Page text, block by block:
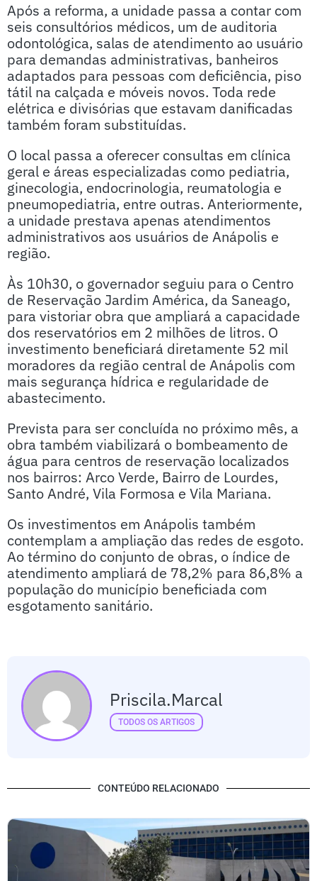
Após a reforma, a unidade passa a contar com
seis consultórios médicos, um de auditoria
odontológica, salas de atendimento ao usuário
para demandas administrativas, banheiros
adaptados para pessoas com deficiência, piso
tátil na calçada e móveis novos. Toda rede
elétrica e divisórias que estavam danificadas
também foram substituídas.
O local passa a oferecer consultas em clínica
geral e áreas especializadas como pediatria,
ginecologia, endocrinologia, reumatologia e
pneumopediatria, entre outras. Anteriormente,
a unidade prestava apenas atendimentos
administrativos aos usuários de Anápolis e
região.
Às 10h30, o governador seguiu para o Centro
de Reservação Jardim América, da Saneago,
para vistoriar obra que ampliará a capacidade
dos reservatórios em 2 milhões de litros. O
investimento beneficiará diretamente 52 mil
moradores da região central de Anápolis com
mais segurança hídrica e regularidade de
abastecimento.
Prevista para ser concluída no próximo mês, a
obra também viabilizará o bombeamento de
água para centros de reservação localizados
nos bairros: Arco Verde, Bairro de Lourdes,
Santo André, Vila Formosa e Vila Mariana.
Os investimentos em Anápolis também
contemplam a ampliação das redes de esgoto.
Ao término do conjunto de obras, o índice de
atendimento ampliará de 78,2% para 86,8% a
população do município beneficiada com
esgotamento sanitário.
Priscila.marcal
TODOS OS ARTIGOS
CONTEÚDO RELACIONADO